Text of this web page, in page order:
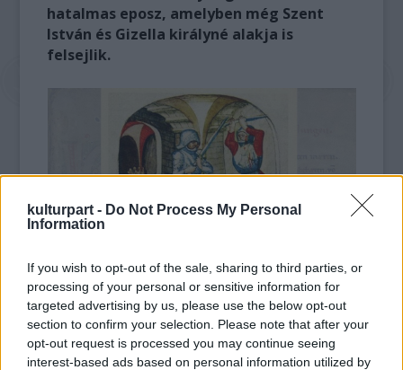
kulturpart - Do Not Process My Personal
Information
If you wish to opt-out of the sale, sharing to third parties, or
processing of your personal or sensitive information for
targeted advertising by us, please use the below opt-out
section to confirm your selection. Please note that after your
opt-out request is processed you may continue seeing
interest-based ads based on personal information utilized by
hatalmas eposz, amelyben még Szent
István és Gizella királyné alakja is
felsejlik.
A fordítóval, Márton Lászlóval Kalmár András
beszélgetett a Kultúrpart Trend Fm-en futó
műsorában: